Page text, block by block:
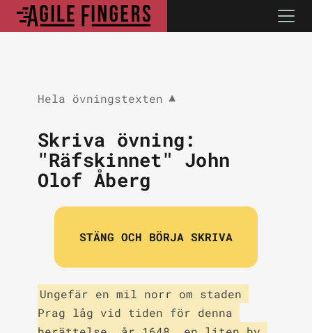
Hela övningstexten ▼
Skriva övning:
"Räfskinnet" John
Olof Åberg
STÄNG OCH BÖRJA SKRIVA
Ungefär en mil norr om staden
Prag låg vid tiden för denna